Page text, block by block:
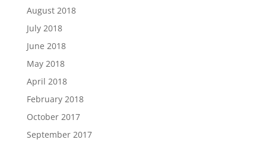
August 2018
July 2018
June 2018
May 2018
April 2018
February 2018
October 2017
September 2017